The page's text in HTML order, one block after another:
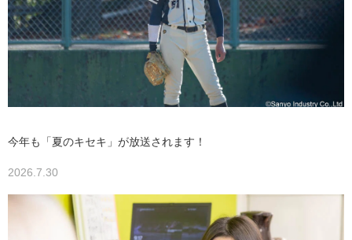
今年も「夏のキセキ」が放送されます！
2026.7.30